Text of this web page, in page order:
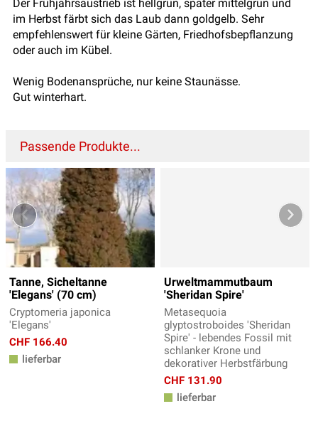
Der Frühjahrsaustrieb ist hellgrün, später mittelgrün und
im Herbst färbt sich das Laub dann goldgelb. Sehr
empfehlenswert für kleine Gärten, Friedhofsbepflanzung
oder auch im Kübel.
Wenig Bodenansprüche, nur keine Staunässe.
Gut winterhart.
Passende Produkte...
Tanne, Sicheltanne
'Elegans' (70 cm)
Cryptomeria japonica
'Elegans'
CHF 166.40
lieferbar
Urweltmammutbaum
'Sheridan Spire'
Metasequoia
glyptostroboides 'Sheridan
Spire' - lebendes Fossil mit
schlanker Krone und
dekorativer Herbstfärbung
CHF 131.90
lieferbar